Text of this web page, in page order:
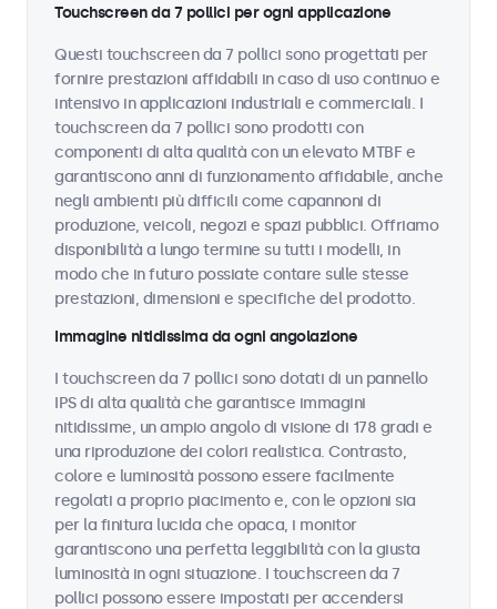
Touchscreen da 7 pollici per ogni applicazione
Questi touchscreen da 7 pollici sono progettati per
fornire prestazioni affidabili in caso di uso continuo e
intensivo in applicazioni industriali e commerciali. I
touchscreen da 7 pollici sono prodotti con
componenti di alta qualità con un elevato MTBF e
garantiscono anni di funzionamento affidabile, anche
negli ambienti più difficili come capannoni di
produzione, veicoli, negozi e spazi pubblici. Offriamo
disponibilità a lungo termine su tutti i modelli, in
modo che in futuro possiate contare sulle stesse
prestazioni, dimensioni e specifiche del prodotto.
Immagine nitidissima da ogni angolazione
I touchscreen da 7 pollici sono dotati di un pannello
IPS di alta qualità che garantisce immagini
nitidissime, un ampio angolo di visione di 178 gradi e
una riproduzione dei colori realistica. Contrasto,
colore e luminosità possono essere facilmente
regolati a proprio piacimento e, con le opzioni sia
per la finitura lucida che opaca, i monitor
garantiscono una perfetta leggibilità con la giusta
luminosità in ogni situazione. I touchscreen da 7
pollici possono essere impostati per accendersi